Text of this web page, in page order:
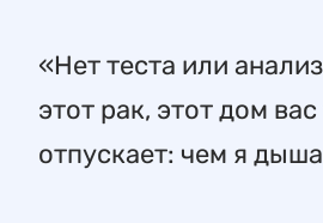
«Нет теста или
этот рак, этот дом
отпускает: чем я